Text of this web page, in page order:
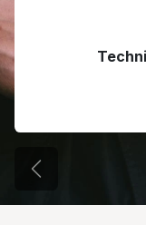
Previous